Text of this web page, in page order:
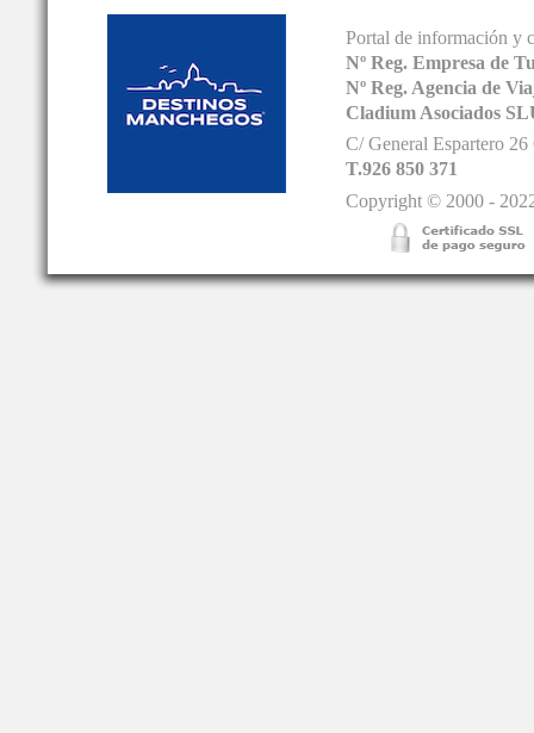
Portal de información y
Nº Reg. Empresa de
Nº Reg. Agencia de
Cladium Asociados
C/ General Espartero
T.926 850 371
Copyright © 2000 -